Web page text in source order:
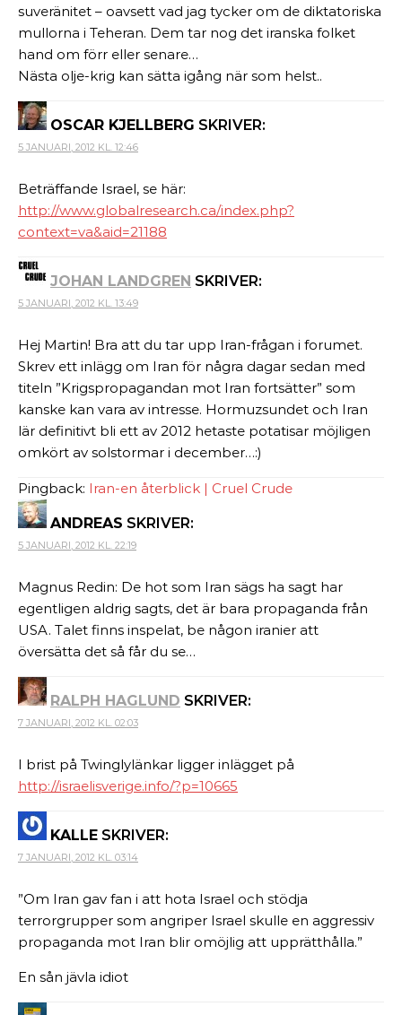
suveränitet – oavsett vad jag tycker om de diktatoriska
mullorna i Teheran. Dem tar nog det iranska folket
hand om förr eller senare…
Nästa olje-krig kan sätta igång när som helst..
OSCAR KJELLBERG SKRIVER:
5 JANUARI, 2012 KL. 12:46
Beträffande Israel, se här:
http://www.globalresearch.ca/index.php?
context=va&aid=21188
JOHAN LANDGREN SKRIVER:
5 JANUARI, 2012 KL. 13:49
Hej Martin! Bra att du tar upp Iran-frågan i forumet.
Skrev ett inlägg om Iran för några dagar sedan med
titeln ”Krigspropagandan mot Iran fortsätter” som
kanske kan vara av intresse. Hormuzsundet och Iran
lär definitivt bli ett av 2012 hetaste potatisar möjligen
omkört av solstormar i december…:)
Pingback: Iran-en återblick | Cruel Crude
ANDREAS SKRIVER:
5 JANUARI, 2012 KL. 22:19
Magnus Redin: De hot som Iran sägs ha sagt har
egentligen aldrig sagts, det är bara propaganda från
USA. Talet finns inspelat, be någon iranier att
översätta det så får du se…
RALPH HAGLUND SKRIVER:
7 JANUARI, 2012 KL. 02:03
I brist på Twinglylänkar ligger inlägget på
http://israelisverige.info/?p=10665
KALLE SKRIVER:
7 JANUARI, 2012 KL. 03:14
”Om Iran gav fan i att hota Israel och stödja
terrorgrupper som angriper Israel skulle en aggressiv
propaganda mot Iran blir omöjlig att upprätthålla.”
En sån jävla idiot